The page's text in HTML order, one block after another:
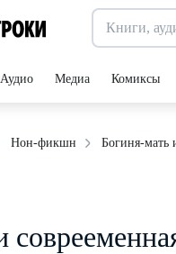
Аудио Медиа Комиксы
Нон-фикшн Богиня-мать